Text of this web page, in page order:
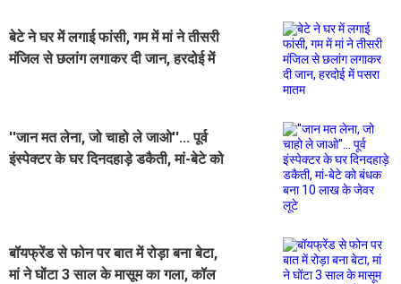
बेटे ने घर में लगाई फांसी, गम में मां ने तीसरी
मंजिल से छलांग लगाकर दी जान, हरदोई में
''जान मत लेना, जो चाहो ले जाओ''... पूर्व
इंस्पेक्टर के घर दिनदहाड़े डकैती, मां-बेटे को
बॉयफ्रेंड से फोन पर बात में रोड़ा बना बेटा,
मां ने घोंटा 3 साल के मासूम का गला, कॉल